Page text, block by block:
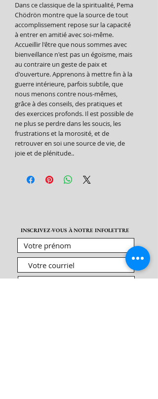
Dans ce classique de la spiritualité, Pema
Chödrön montre que la source de tout
accomplissement repose sur la capacité
à entrer en amitié avec soi-même.
Accueillir l'être que nous sommes avec
bienveillance n'est pas un égoïsme, mais
au contraire un geste de paix et
d'ouverture. Apprenons à mettre fin à la
guerre intérieure, parfois subtile, que
nous menons contre nous-mêmes,
grâce à des conseils, des pratiques et
des exercices profonds. Il est possible de
ne plus se perdre dans les soucis, les
frustrations et la morosité, et de
retrouver en soi une source de vie, de
joie et de plénitude..
INSCRIVEZ-VOUS À NOTRE INFOLETTRE